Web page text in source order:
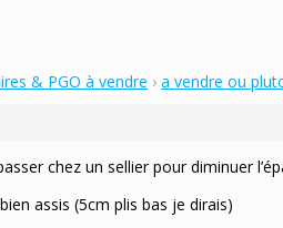
& PGO à vendre › a vendre ou
chez un sellier pour diminuer
assis (5cm plis bas je dirais)